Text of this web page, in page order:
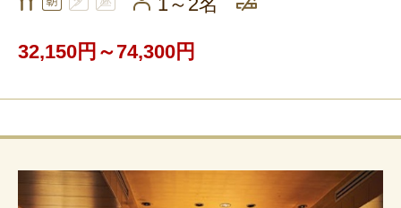
32,150円～74,300円